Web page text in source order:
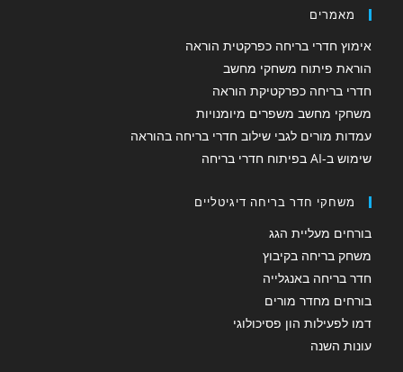
מאמרים
אימוץ חדרי בריחה כפרקטית הוראה
הוראת פיתוח משחקי מחשב
חדרי בריחה כפרקטיקת הוראה
משחקי מחשב משפרים מיומנויות
עמדות מורים לגבי שילוב חדרי בריחה בהוראה
שימוש ב-AI בפיתוח חדרי בריחה
משחקי חדר בריחה דיגיטליים
בורחים מעליית הגג
משחק בריחה בקיבוץ
חדר בריחה באנגלייה
בורחים מחדר מורים
דמו לפעילות הון פסיכולוגי
עונות השנה